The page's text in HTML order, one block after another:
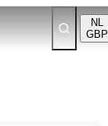
NL
GBP